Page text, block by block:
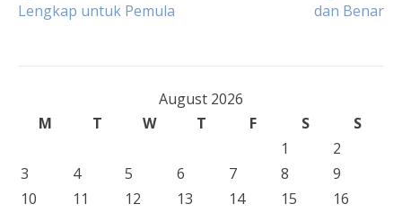
navigation
Lengkap untuk Pemula
dan Benar
August 2026
M
T W T F S
S
1
2
3
4 5 6 7 8
9
10
11 12 13 14 15 16